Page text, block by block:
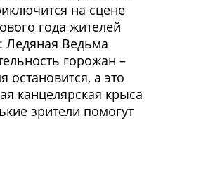
на сцене
года жителей
Ледяная Ведьма
горожан –
а это
канцелярская крыса
зрители помогут